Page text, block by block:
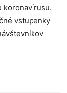
koronavírusu.
vstupenky